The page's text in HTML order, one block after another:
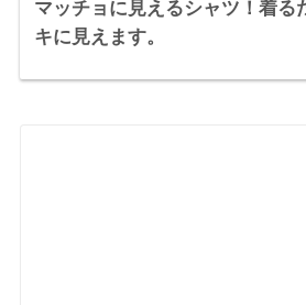
マッチョに見えるシャツ！着る
キに見えます。